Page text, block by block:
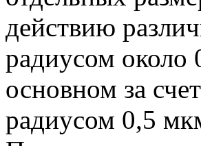
действию
радиусом около
основном за
радиусом 0,5